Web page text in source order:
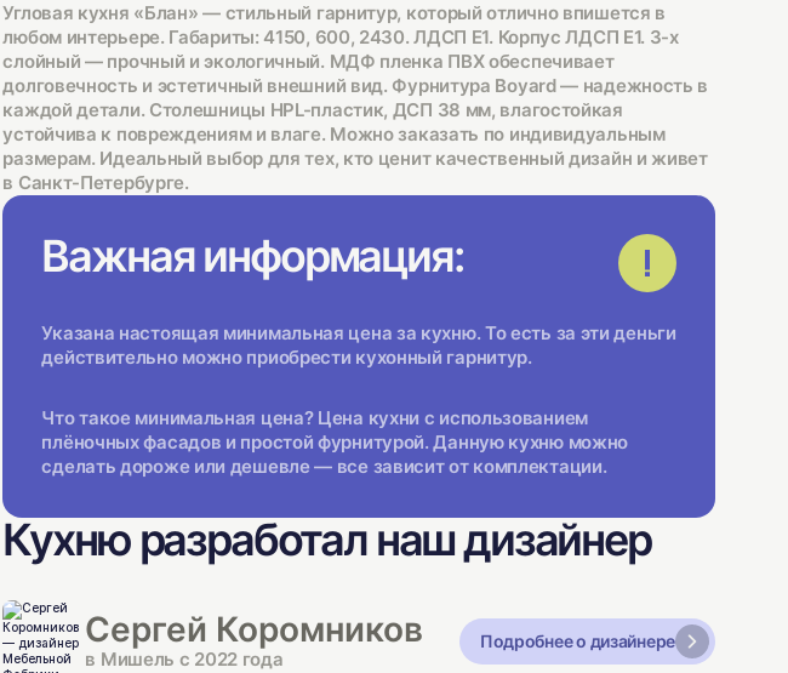
Угловая кухня «Блан» — стильный гарнитур, который отлично впишется в
любом интерьере. Габариты: 4150, 600, 2430. ЛДСП Е1. Корпус ЛДСП Е1. 3-х
слойный — прочный и экологичный. МДФ пленка ПВХ обеспечивает
долговечность и эстетичный внешний вид. Фурнитура Boyard — надежность в
каждой детали. Столешницы HPL-пластик, ДСП 38 мм, влагостойкая
устойчива к повреждениям и влаге. Можно заказать по индивидуальным
размерам. Идеальный выбор для тех, кто ценит качественный дизайн и живет
в Санкт-Петербурге.
Важная информация:
Указана настоящая минимальная цена за кухню. То есть за эти деньги
действительно можно приобрести кухонный гарнитур.
Что такое минимальная цена? Цена кухни с использованием
плёночных фасадов и простой фурнитурой. Данную кухню можно
сделать дороже или дешевле — все зависит от комплектации.
Кухню разработал наш дизайнер
Сергей Коромников
в Мишель с 2022 года
Подробнее о дизайнере